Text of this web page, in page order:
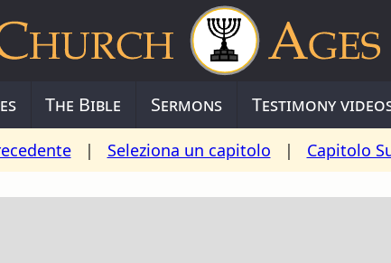
The Bible Sermons Testimony
| Seleziona un capitolo | Capitolo